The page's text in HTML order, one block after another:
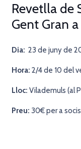
Revetlla de
Gent Gran
Dia: 23 de juny de
Hora: 2/4 de 10 del
Lloc: Vilademuls (al
Preu: 30€ per a